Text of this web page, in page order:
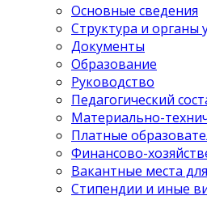
Основные сведения
Структура и органы
Документы
Образование
Руководство
Педагогический
Материально-
Платные
Финансово-
Вакантные места
Стипендии и иные